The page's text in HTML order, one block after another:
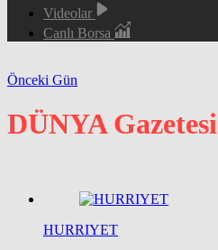
Videolar
Canlı Borsa
Önceki Gün
DÜNYA Gazetesi
HURRIYET